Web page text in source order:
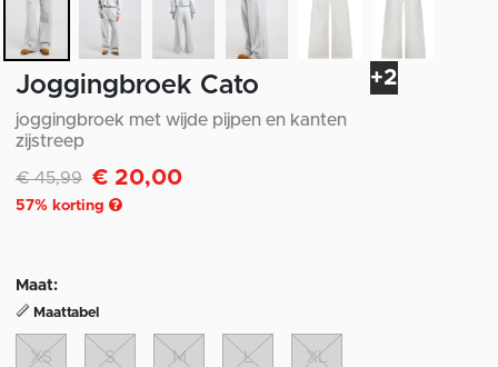
+2
Joggingbroek Cato
joggingbroek met wijde pijpen en kanten
zijstreep
Afgeprijsd van
€ 45,99naar€ 20,00
57% korting
Maat:
Maattabel
XS S M L XL